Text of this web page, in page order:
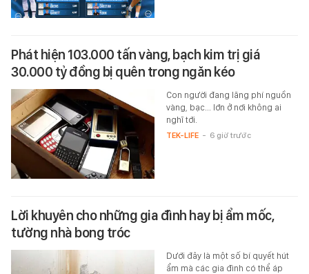
Phát hiện 103.000 tấn vàng, bạch kim trị giá
30.000 tỷ đồng bị quên trong ngăn kéo
Con người đang lãng phí nguồn
vàng, bạc... lớn ở nơi không ai
nghĩ tới.
TEK-LIFE - 6 giờ trước
Lời khuyên cho những gia đình hay bị ẩm mốc,
tường nhà bong tróc
Dưới đây là một số bí quyết hút
ẩm mà các gia đình có thể áp